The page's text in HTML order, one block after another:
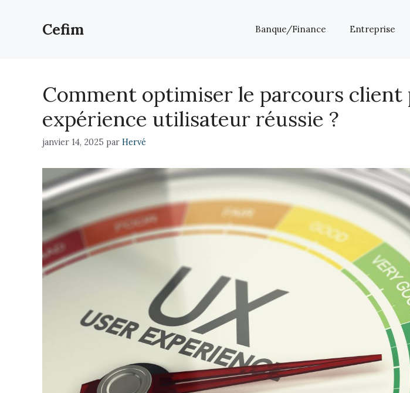
Cefim Banque/Finance Entreprise
Comment optimiser le parcours client
expérience utilisateur réussie ?
janvier 14, 2025 par Hervé